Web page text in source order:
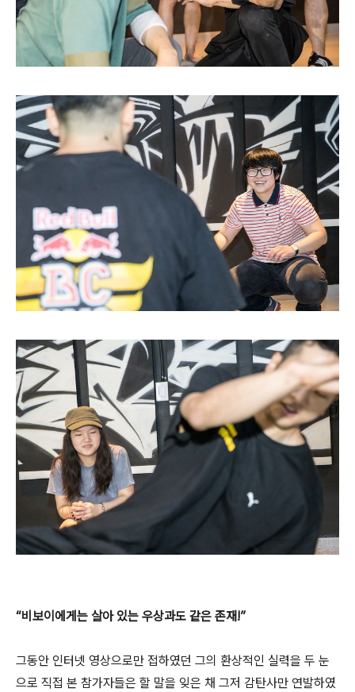
“비보이에게는 살아 있는 우상과도 같은 존재!”
그동안 인터넷 영상으로만 접하였던 그의 환상적인 실력을 두 눈
으로 직접 본 참가자들은 할 말을 잊은 채 그저 감탄사만 연발하였